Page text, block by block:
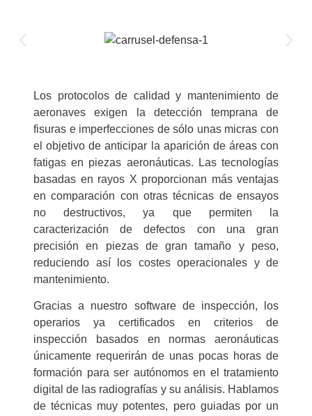
Los protocolos de calidad y mantenimiento de
aeronaves exigen la detección temprana de
fisuras e imperfecciones de sólo unas micras con
el objetivo de anticipar la aparición de áreas con
fatigas en piezas aeronáuticas. Las tecnologías
basadas en rayos X proporcionan más ventajas
en comparación con otras técnicas de ensayos
no destructivos, ya que permiten la
caracterización de defectos con una gran
precisión en piezas de gran tamaño y peso,
reduciendo así los costes operacionales y de
mantenimiento.
Gracias a nuestro software de inspección, los
operarios ya certificados en criterios de
inspección basados en normas aeronáuticas
únicamente requerirán de unas pocas horas de
formación para ser autónomos en el tratamiento
digital de las radiografías y su análisis. Hablamos
de técnicas muy potentes, pero guiadas por un